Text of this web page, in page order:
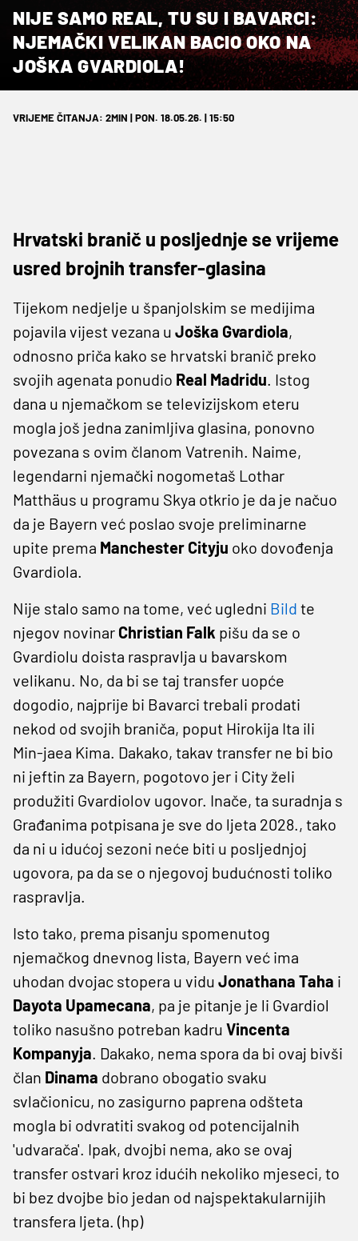
NIJE SAMO REAL, TU SU I BAVARCI:
NJEMAČKI VELIKAN BACIO OKO NA
JOŠKA GVARDIOLA!
VRIJEME ČITANJA: 2MIN | PON. 18.05.26. | 15:50
Hrvatski branič u posljednje se vrijeme
usred brojnih transfer-glasina
Tijekom nedjelje u španjolskim se medijima
pojavila vijest vezana u Joška Gvardiola,
odnosno priča kako se hrvatski branič preko
svojih agenata ponudio Real Madridu. Istog
dana u njemačkom se televizijskom eteru
mogla još jedna zanimljiva glasina, ponovno
povezana s ovim članom Vatrenih. Naime,
legendarni njemački nogometaš Lothar
Matthäus u programu Skya otkrio je da je načuo
da je Bayern već poslao svoje preliminarne
upite prema Manchester Cityju oko dovođenja
Gvardiola.
Nije stalo samo na tome, već ugledni Bild te
njegov novinar Christian Falk pišu da se o
Gvardiolu doista raspravlja u bavarskom
velikanu. No, da bi se taj transfer uopće
dogodio, najprije bi Bavarci trebali prodati
nekod od svojih braniča, poput Hirokija Ita ili
Min-jaea Kima. Dakako, takav transfer ne bi bio
ni jeftin za Bayern, pogotovo jer i City želi
produžiti Gvardiolov ugovor. Inače, ta suradnja s
Građanima potpisana je sve do ljeta 2028., tako
da ni u idućoj sezoni neće biti u posljednjoj
ugovora, pa da se o njegovoj budućnosti toliko
raspravlja.
Isto tako, prema pisanju spomenutog
njemačkog dnevnog lista, Bayern već ima
uhodan dvojac stopera u vidu Jonathana Taha i
Dayota Upamecana, pa je pitanje je li Gvardiol
toliko nasušno potreban kadru Vincenta
Kompanyja. Dakako, nema spora da bi ovaj bivši
član Dinama dobrano obogatio svaku
svlačionicu, no zasigurno paprena odšteta
mogla bi odvratiti svakog od potencijalnih
'udvarača'. Ipak, dvojbi nema, ako se ovaj
transfer ostvari kroz idućih nekoliko mjeseci, to
bi bez dvojbe bio jedan od najspektakularnijih
transfera ljeta. (hp)